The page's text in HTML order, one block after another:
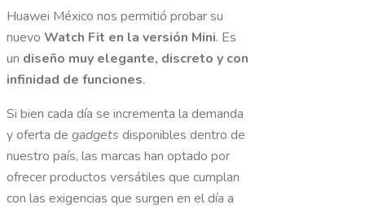
Huawei México nos permitió probar su
nuevo Watch Fit en la versión Mini. Es
un diseño muy elegante, discreto y con
infinidad de funciones.
Si bien cada día se incrementa la demanda
y oferta de gadgets disponibles dentro de
nuestro país, las marcas han optado por
ofrecer productos versátiles que cumplan
con las exigencias que surgen en el día a